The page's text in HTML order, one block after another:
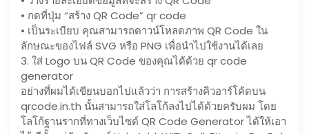
• กดที่ปุ่ม “สร้าง QR Code” qr code
• เป็นระเบียบ คุณสามารถดาวน์โหลดภาพ QR Code ใน
ลักษณะของไฟล์ SVG หรือ PNG เพื่อนำไปใช้งานได้เลย
3. ใส่ Logo บน QR Code ของคุณได้ด้วย qr code
generator
อย่างที่ผมได้เขียนบอกไปแล้วว่า การสร้างคิวอาร์โค้ดบน
qrcode.in.th นั้นสามารถใส่โลโก้ลงไปได้ด้วยครับผม โดย
โลโก้ฐานรากที่ทางเว็บไซต์ QR Code Generator ได้ให้เอา